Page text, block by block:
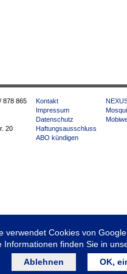
878 865
20
Kontakt
Impressum
Datenschutz
Haftungsausschluss
ABO kündigen
verwendet Cookies von
Informationen finden Sie in
Ablehnen
OK,